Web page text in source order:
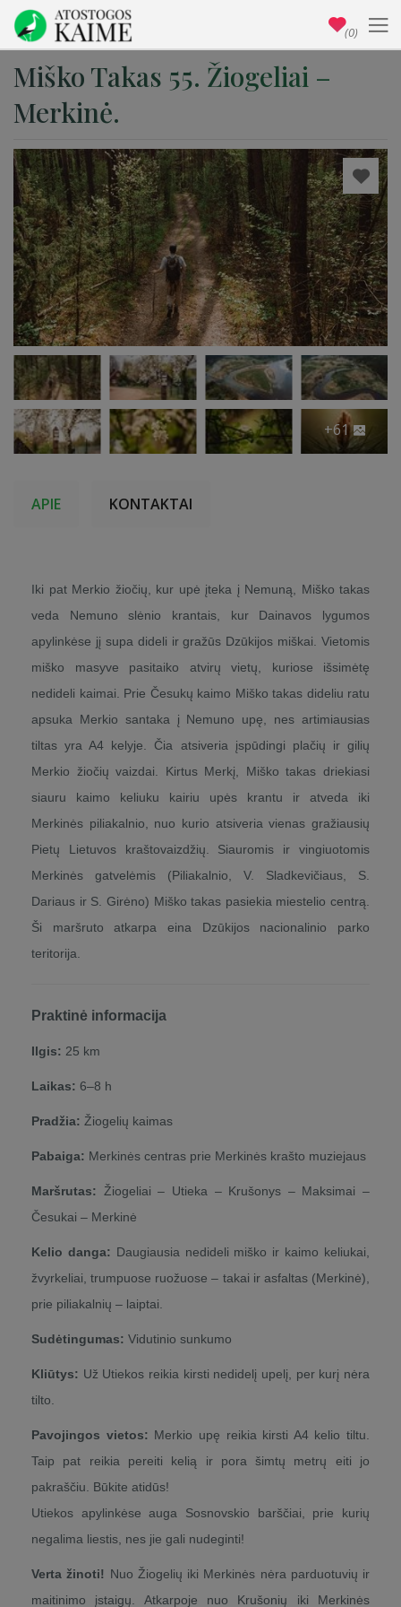
Miško Takas 55. Žiogeliai –
Merkinė.
+61
APIE KONTAKTAI
Iki pat Merkio žiočių, kur upė įteka į Nemuną, Miško takas
veda Nemuno slėnio krantais, kur Dainavos lygumos
apylinkėse jį supa dideli ir gražūs Dzūkijos miškai. Vietomis
miško masyve pasitaiko atvirų vietų, kuriose išsimėtę
nedideli kaimai. Prie Česukų kaimo Miško takas dideliu ratu
apsuka Merkio santaka į Nemuno upę, nes artimiausias
tiltas yra A4 kelyje. Čia atsiveria įspūdingi plačių ir gilių
Merkio žiočių vaizdai. Kirtus Merkį, Miško takas driekiasi
siauru kaimo keliuku kairiu upės krantu ir atveda iki
Merkinės piliakalnio, nuo kurio atsiveria vienas gražiausių
Pietų Lietuvos kraštovaizdžių. Siauromis ir vingiuotomis
Merkinės gatvelėmis (Piliakalnio, V. Sladkevičiaus, S.
Dariaus ir S. Girėno) Miško takas pasiekia miestelio centrą.
Ši maršruto atkarpa eina Dzūkijos nacionalinio parko
teritorija.
Praktinė informacija
Ilgis: 25 km
Laikas: 6–8 h
Pradžia: Žiogelių kaimas
Pabaiga: Merkinės centras prie Merkinės krašto muziejaus
Maršrutas: Žiogeliai – Utieka – Krušonys – Maksimai –
Česukai – Merkinė
Kelio danga: Daugiausia nedideli miško ir kaimo keliukai,
žvyrkeliai, trumpuose ruožuose – takai ir asfaltas (Merkinė),
prie piliakalnių – laiptai.
Sudėtingumas: Vidutinio sunkumo
Kliūtys: Už Utiekos reikia kirsti nedidelį upelį, per kurį nėra
tilto.
Pavojingos vietos: Merkio upę reikia kirsti A4 kelio tiltu.
Taip pat reikia pereiti kelią ir pora šimtų metrų eiti jo
pakraščiu. Būkite atidūs!
Utiekos apylinkėse auga Sosnovskio barščiai, prie kurių
negalima liestis, nes jie gali nudeginti!
Verta žinoti! Nuo Žiogelių iki Merkinės nėra parduotuvių ir
maitinimo įstaigų. Atkarpoje nuo Krušonių iki Merkinės
(0)